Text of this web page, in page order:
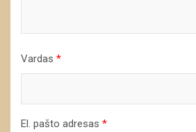
Vardas *
El. pašto adresas *